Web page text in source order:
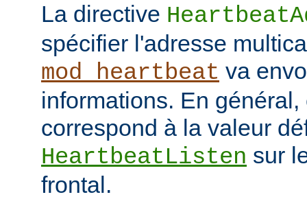
La directive
spécifier l'adresse
mod_heartbeat va
informations. En
correspond à la valeur
HeartbeatListen sur
frontal.